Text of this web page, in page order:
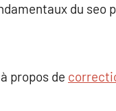
du
propos de